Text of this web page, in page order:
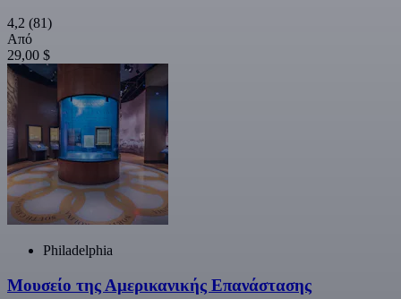
4,2 (81)
Από
29,00 $
Philadelphia
Μουσείο της Αμερικανικής Επανάστασης